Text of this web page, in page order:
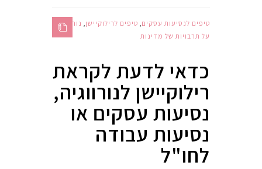
טיפים לנסיעות עסקים טיפים לרילוקיישן נורווגיה
על תרבויות של מדינות
כדאי לדעת לקראת
רילוקיישן לנורווגיה,
נסיעות עסקים או
נסיעות עבודה
לחו"ל